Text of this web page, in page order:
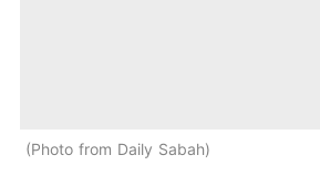
Photo from Daily Sabah